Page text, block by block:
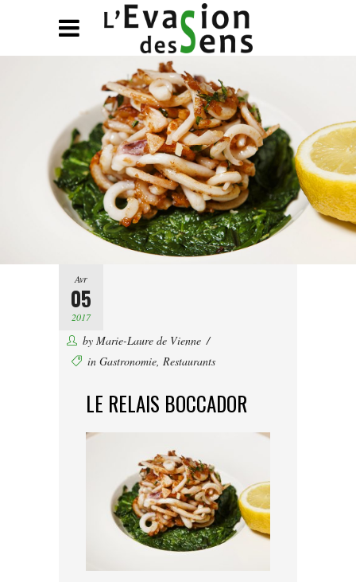
Avr
05
2017
by Marie-Laure de Vienne
in Gastronomie, Restaurants
LE RELAIS BOCCADOR